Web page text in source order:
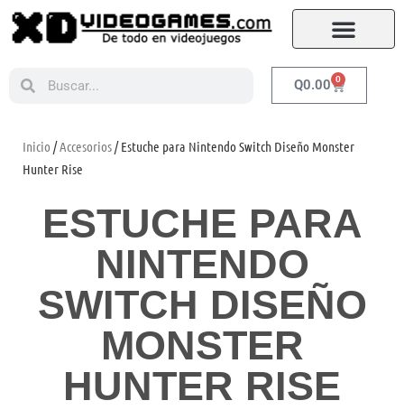
Q0.00 0
Inicio /Accesorios/ Estuche para Nintendo Switch Diseño Monster
Hunter Rise
ESTUCHE PARA
NINTENDO
SWITCH DISEÑO
MONSTER
HUNTER RISE